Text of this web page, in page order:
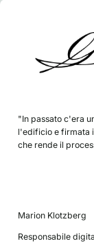
"In passato c'era
l'edificio e firmata
che rende il
Marion Klotzberg
Responsabile